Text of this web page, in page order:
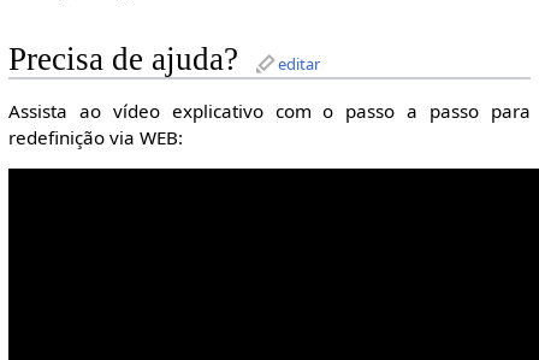
Precisa de ajuda? editar
Assista ao vídeo explicativo com o passo a passo para
redefinição via WEB: